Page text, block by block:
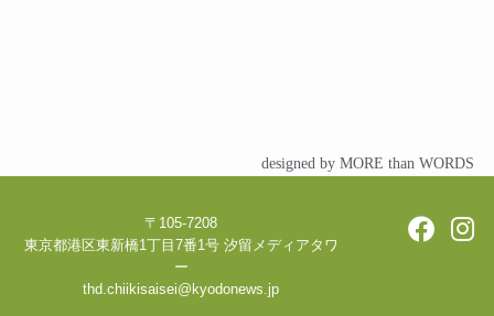
designed by MORE than WORDS
〒105-7208
東京都港区東新橋1丁目7番1号 汐留メディアタワ
ー
thd.chiikisaisei@kyodonews.jp